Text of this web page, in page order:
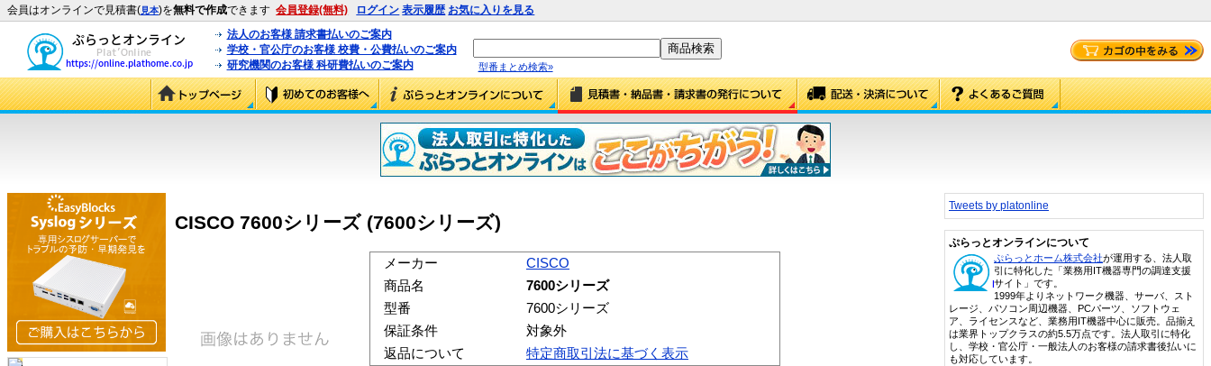
会員はオンラインで見積書(見本)を無料で作成できます 会員登録(無料) ログイン 表示履歴 お気に入りを見る
法人のお客様 請求書払いのご案内
学校・官公庁のお客様 校費・公費払いのご案内
研究機関のお客様 科研費払いのご案内
型番まとめ検索»
CISCO 7600シリーズ (7600シリーズ)
メーカー
CISCO
商品名
7600シリーズ
型番
7600シリーズ
保証条件
対象外
返品について
特定商取引法に基づく表示
Tweets by platonline
ぷらっとオンラインについて
ぷらっとホーム株式会社が運用する、法人取
引に特化した「業務用IT機器専門の調達支援
サイト」です。
1999年よりネットワーク機器、サーバ、スト
レージ、パソコン周辺機器、PCパーツ、ソフトウェ
ア、ライセンスなど、業務用IT機器中心に販売。品揃え
は業界トップクラスの約5.5万点です。法人取引に特化
し、学校・官公庁・一般法人のお客様の請求書後払いに
も対応しています。